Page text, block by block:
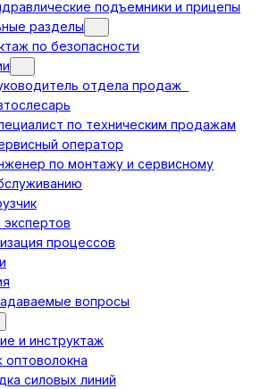
подъемники и прицепы
разделы
по безопасности
отдела продаж
по техническим продажам
оператор
по монтажу и сервисному
процессов
вопросы
и инструктаж
силовых линий